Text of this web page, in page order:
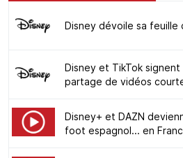
Disney dévoile sa
Disney et TikTok
partage de vidéos
Disney+ et DAZN
foot espagnol... en